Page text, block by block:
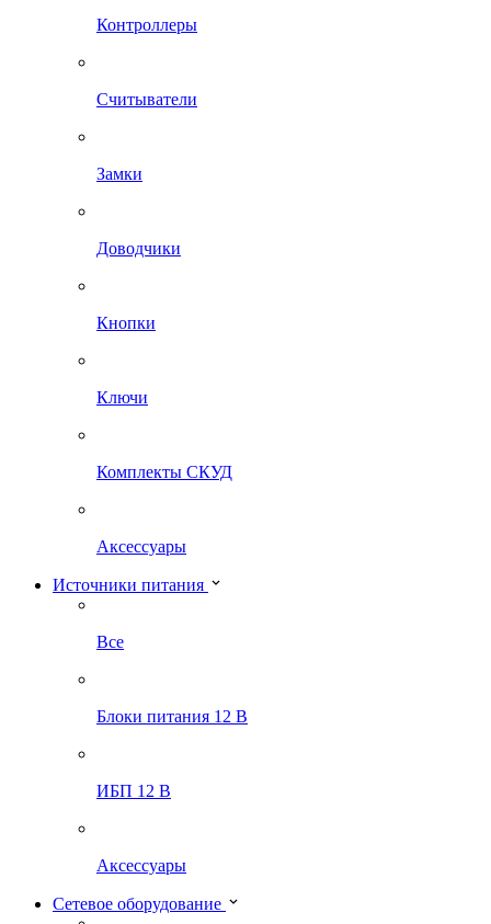
Контроллеры
Считыватели
Замки
Доводчики
Кнопки
Ключи
Комплекты СКУД
Аксессуары
Источники питания
Все
Блоки питания 12 В
ИБП 12 В
Аксессуары
Сетевое оборудование